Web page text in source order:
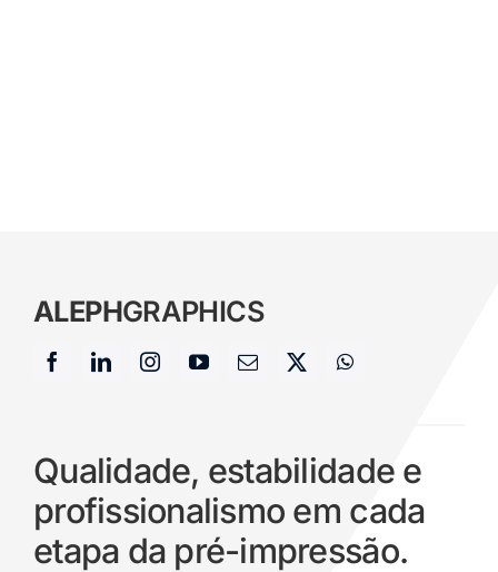
ALEPHGRAPHICS
Qualidade, estabilidade e
profissionalismo em cada
etapa da pré-impressão.